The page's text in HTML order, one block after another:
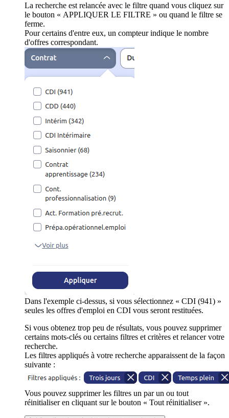
La recherche est relancée avec le filtre quand vous cliquez sur
le bouton « APPLIQUER LE FILTRE » ou quand le filtre se
ferme.
Pour certains d'entre eux, un compteur indique le nombre
d'offres correspondant.
Dans l'exemple ci-dessus, si vous sélectionnez « CDI (941) »
seules les offres d'emploi en CDI vous seront restituées.
Si vous obtenez trop peu de résultats, vous pouvez supprimer
certains mots-clés ou certains filtres et critères et relancer votre
recherche.
Les filtres appliqués à votre recherche apparaissent de la façon
suivante :
Vous pouvez supprimer les filtres un par un ou tout
réinitialiser en cliquant sur le bouton « Tout réinitialiser ».